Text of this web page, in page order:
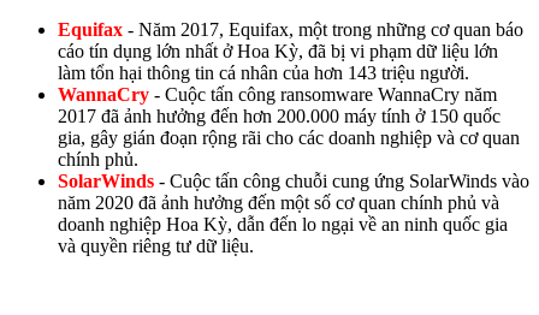
Equifax - Năm 2017, Equifax, một trong những cơ quan báo
cáo tín dụng lớn nhất ở Hoa Kỳ, đã bị vi phạm dữ liệu lớn
làm tổn hại thông tin cá nhân của hơn 143 triệu người.
WannaCry - Cuộc tấn công ransomware WannaCry năm
2017 đã ảnh hưởng đến hơn 200.000 máy tính ở 150 quốc
gia, gây gián đoạn rộng rãi cho các doanh nghiệp và cơ quan
chính phủ.
SolarWinds - Cuộc tấn công chuỗi cung ứng SolarWinds vào
năm 2020 đã ảnh hưởng đến một số cơ quan chính phủ và
doanh nghiệp Hoa Kỳ, dẫn đến lo ngại về an ninh quốc gia
và quyền riêng tư dữ liệu.